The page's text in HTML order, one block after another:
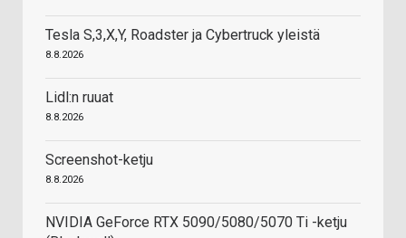
Tesla S,3,X,Y, Roadster ja Cybertruck yleistä
8.8.2026
Lidl:n ruuat
8.8.2026
Screenshot-ketju
8.8.2026
NVIDIA GeForce RTX 5090/5080/5070 Ti -ketju